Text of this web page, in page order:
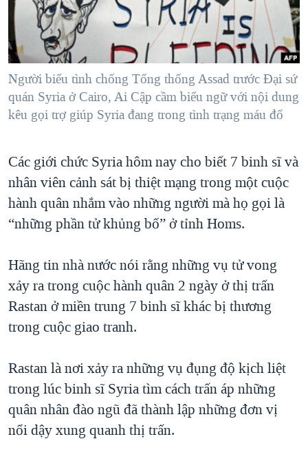
NGƯỜI VIỆT HẢI NGOẠI
ĐỜI SỐNG
KINH TẾ
SỨC KHOẺ
THỂ THAO
GIÁO DỤC
TẠI
HÀNH TRÌNH BẦU CỬ 2024
MỘT NĂM CHIẾN TRANH TẠI DẢI GAZA
GIẢI MÃ VÀNH ĐAI & CON ĐƯỜNG
NGÀY TỊ NẠN THẾ GIỚI
CHI PHÍ CHIẾN TRANH AFGHANISTAN
CÁC GIÁ TRỊ CỘNG HÒA Ở VIỆT NAM
THƯỢNG ĐỈNH TRUMP-KIM TẠI VIỆT NAM
NGƯ DÂN VIỆT VÀ LÀN SÓNG TRỘM HẢI SÂM
BÊN KIA QUỐC LỘ: TIẾNG VỌNG TỪ NÔNG THÔN MỸ
QUAN HỆ VIỆT MỸ
VIDEO
NGHE
MẠNG XÃ HỘI
Người biểu tình chống Tổng thống Assad trước Ðại sứ
quán Syria ở Cairo, Ai Cập cầm biểu ngữ với nội dung
kêu gọi trợ giúp Syria đang trong tình trạng máu đổ
Các giới chức Syria hôm nay cho biết 7 binh sĩ và
nhân viên cảnh sát bị thiệt mạng trong một cuộc
hành quân nhắm vào những người mà họ gọi là
“những phần tử khủng bố” ở tỉnh Homs.
Hãng tin nhà nước nói rằng những vụ tử vong
xảy ra trong cuộc hành quân 2 ngày ở thị trấn
Rastan ở miền trung 7 binh sĩ khác bị thương
trong cuộc giao tranh.
Rastan là nơi xảy ra những vụ đụng độ kịch liệt
trong lúc binh sĩ Syria tìm cách trấn áp những
quân nhân đào ngũ đã thành lập những đơn vị
nổi dậy xung quanh thị trấn.